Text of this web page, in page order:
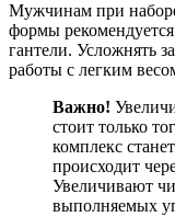
Мужчинам при
формы рекомендуется
гантели. Усложнять
работы с легким
Важно!
стоит только
комплекс
происходит
Увеличивают
выполняемых